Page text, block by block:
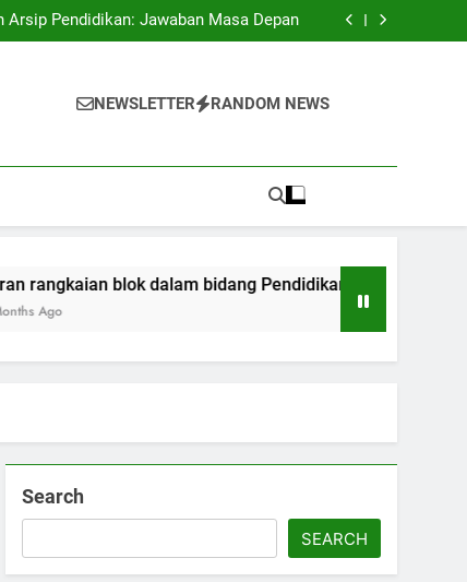
Arsip Pendidikan: Jawaban Masa Depan
Pendidikan: Bermula dari Transaksi
Arsip Pendidikan: Jawaban Masa Depan
Pendidikan: Bermula dari Transaksi
NEWSLETTER RANDOM NEWS
blok dalam bidang Pendidikan: Bermula dari
Search
SEARCH